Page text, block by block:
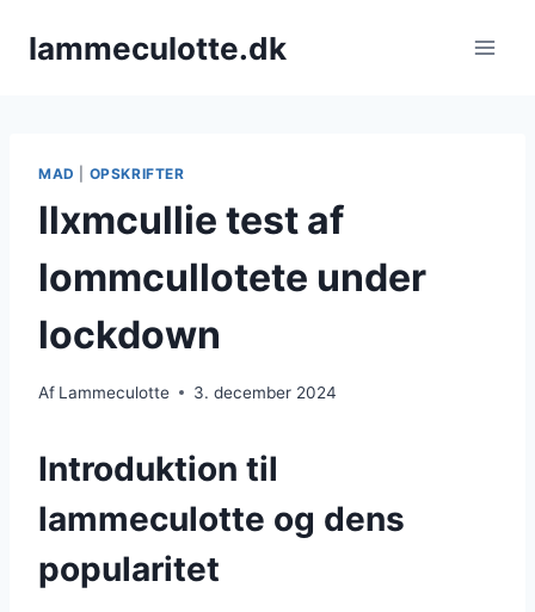
lammeculotte.dk
MAD OPSKRIFTER
llxmcullie test af
lommcullotete under
lockdown
Af Lammeculotte 3. december 2024
Introduktion til
lammeculotte og dens
popularitet